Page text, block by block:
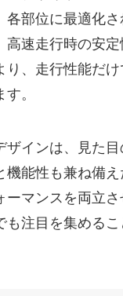
各部位に最適化
高速走行時の安
り、走行性能だ
。
ザインは、見た
機能性も兼ね備
ーマンスを両立さ
も注目を集める